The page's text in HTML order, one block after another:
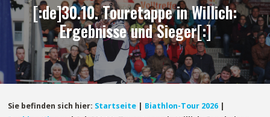
[:de]30.10. Touretappe in Willich:
Ergebnisse und Sieger[:]
Sie befinden sich hier: Startseite | Biathlon-Tour 2026 |